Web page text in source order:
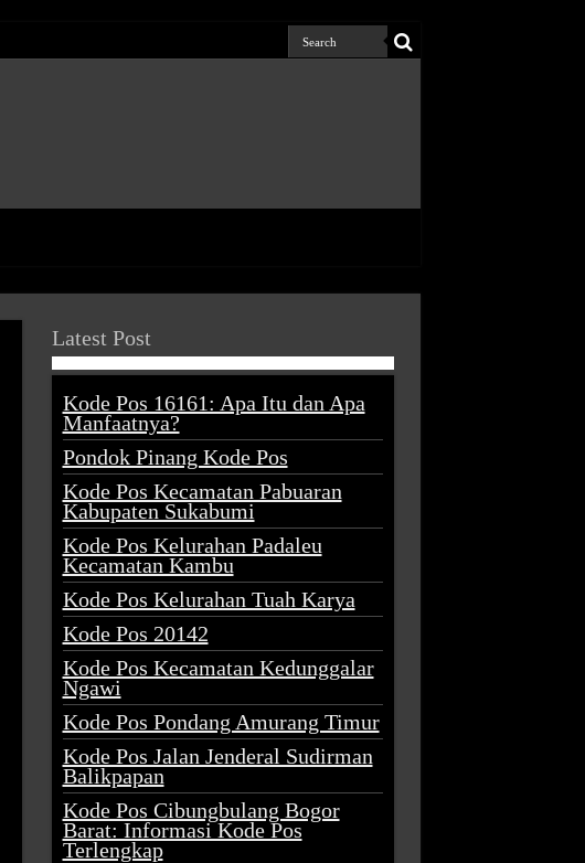
Latest Post
Kode Pos 16161: Apa Itu dan Apa
Manfaatnya?
Pondok Pinang Kode Pos
Kode Pos Kecamatan Pabuaran
Kabupaten Sukabumi
Kode Pos Kelurahan Padaleu
Kecamatan Kambu
Kode Pos Kelurahan Tuah Karya
Kode Pos 20142
Kode Pos Kecamatan Kedunggalar
Ngawi
Kode Pos Pondang Amurang Timur
Kode Pos Jalan Jenderal Sudirman
Balikpapan
Kode Pos Cibungbulang Bogor
Barat: Informasi Kode Pos
Terlengkap